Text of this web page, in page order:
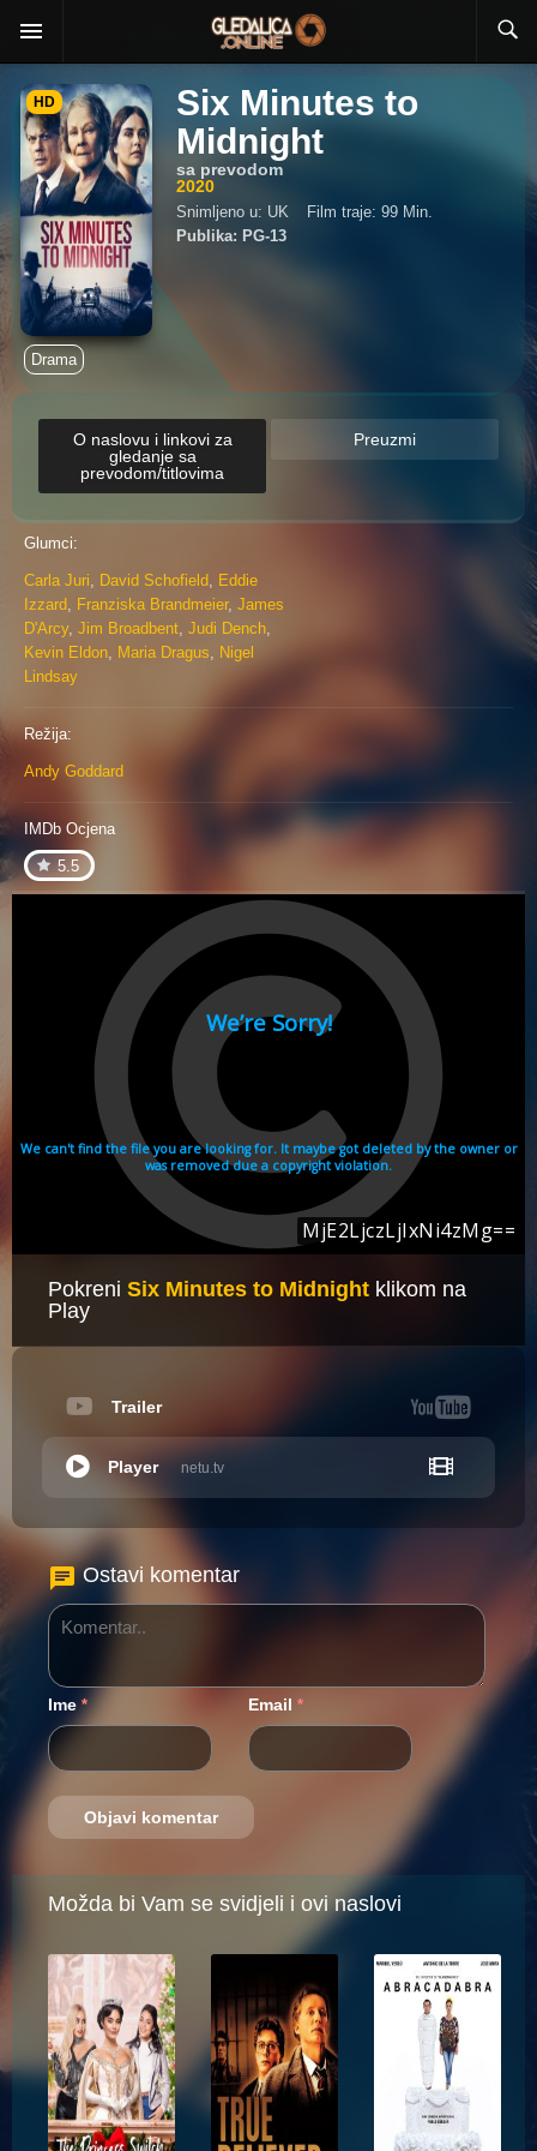
HD
Six Minutes to
Midnight
sa prevodom
2020
Snimljeno u: UK
Film traje: 99 Min.
Publika: PG-13
Drama
O naslovu i linkovi za
gledanje sa
prevodom/titlovima
Preuzmi
Glumci:
Carla Juri, David Schofield, Eddie
Izzard, Franziska Brandmeier, James
D'Arcy, Jim Broadbent, Judi Dench,
Kevin Eldon, Maria Dragus, Nigel
Lindsay
Režija:
Andy Goddard
IMDb Ocjena
5.5
Pokreni Six Minutes to Midnight klikom na
Play
Trailer
netu.tv
Player
Ostavi komentar
Ime * Email *
Možda bi Vam se svidjeli i ovi naslovi